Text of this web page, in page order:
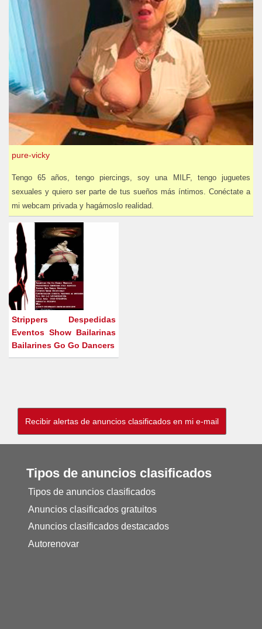
pure-vicky
Tengo 65 años, tengo piercings, soy una MILF, tengo juguetes
sexuales y quiero ser parte de tus sueños más íntimos. Conéctate a
mi webcam privada y hagámoslo realidad.
Strippers Despedidas
Eventos Show Bailarinas
Bailarines Go Go Dancers
Tipos de anuncios clasificados
Tipos de anuncios clasificados
Anuncios clasificados gratuitos
Anuncios clasificados destacados
Autorenovar